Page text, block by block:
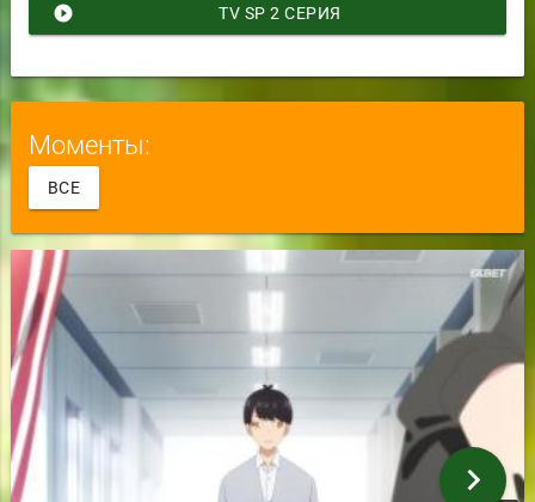
play_circle_filled TV SP 2 СЕРИЯ
Моменты:
ВСЕ
chevron_right